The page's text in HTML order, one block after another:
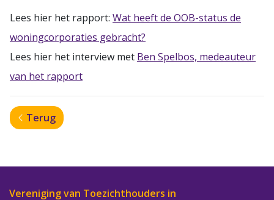
Lees hier het rapport: Wat heeft de OOB-status de
woningcorporaties gebracht?
Lees hier het interview met Ben Spelbos, medeauteur
van het rapport
Terug
Vereniging van Toezichthouders in